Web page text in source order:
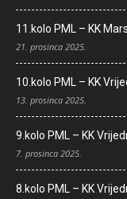
11.kolo PML – KK
21. prosinca 2025.
10.kolo PML – KK
13. prosinca 2025.
9.kolo PML – KK
7. prosinca 2025.
8.kolo PML – KK